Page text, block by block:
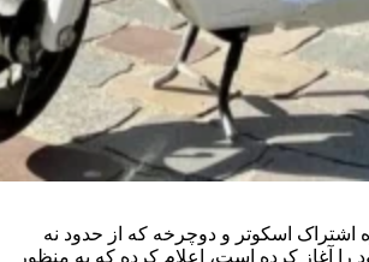
اسکوتر و دوچرخه که از حدود نه
آغاز کرده است، اعلام کرده که به منظور